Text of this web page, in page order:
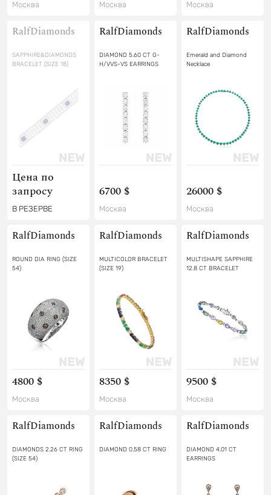
Москва Москва Москва
RalfDiamonds
SAPPHIRE&DIAMONDS
BRACELET (SIZE 18)
Цена по
запросу
В РЕЗЕРВЕ
RalfDiamonds
DIAMOND 5.60 CT G-
H/VVS-VS EARRINGS
6700 $
Москва
RalfDiamonds
Emerald and Diamond
Necklace
26000 $
Москва
RalfDiamonds
ROUND DIA RING (SIZE
54)
4800 $
Москва
RalfDiamonds
MULTICOLOR BRACELET
(SIZE 19)
8350 $
Москва
RalfDiamonds
MULTISHAPE SAPPHIRE
12.8 CT BRACELET
9500 $
Москва
RalfDiamonds
DIAMONDS 2.26 CT RING
(SIZE 54)
RalfDiamonds
DIAMOND 0.58 CT RING
RalfDiamonds
DIAMOND 4.01 CT
EARRINGS